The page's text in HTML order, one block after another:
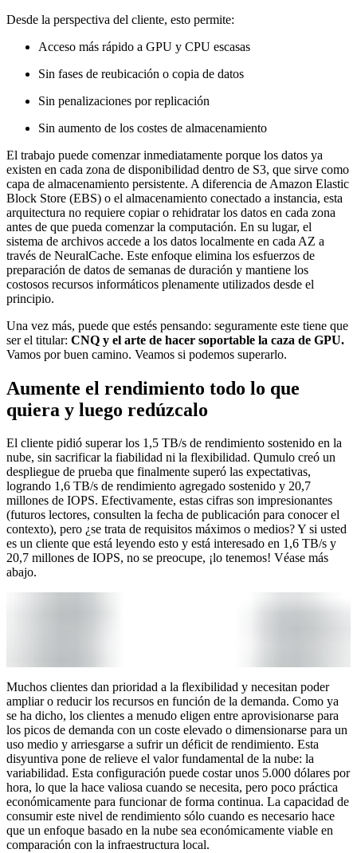
Desde la perspectiva del cliente, esto permite:
Acceso más rápido a GPU y CPU escasas
Sin fases de reubicación o copia de datos
Sin penalizaciones por replicación
Sin aumento de los costes de almacenamiento
El trabajo puede comenzar inmediatamente porque los datos ya
existen en cada zona de disponibilidad dentro de S3, que sirve como
capa de almacenamiento persistente. A diferencia de Amazon Elastic
Block Store (EBS) o el almacenamiento conectado a instancia, esta
arquitectura no requiere copiar o rehidratar los datos en cada zona
antes de que pueda comenzar la computación. En su lugar, el
sistema de archivos accede a los datos localmente en cada AZ a
través de NeuralCache. Este enfoque elimina los esfuerzos de
preparación de datos de semanas de duración y mantiene los
costosos recursos informáticos plenamente utilizados desde el
principio.
Una vez más, puede que estés pensando: seguramente este tiene que
ser el titular: CNQ y el arte de hacer soportable la caza de GPU.
Vamos por buen camino. Veamos si podemos superarlo.
Aumente el rendimiento todo lo que
quiera y luego redúzcalo
El cliente pidió superar los 1,5 TB/s de rendimiento sostenido en la
nube, sin sacrificar la fiabilidad ni la flexibilidad. Qumulo creó un
despliegue de prueba que finalmente superó las expectativas,
logrando 1,6 TB/s de rendimiento agregado sostenido y 20,7
millones de IOPS. Efectivamente, estas cifras son impresionantes
(futuros lectores, consulten la fecha de publicación para conocer el
contexto), pero ¿se trata de requisitos máximos o medios? Y si usted
es un cliente que está leyendo esto y está interesado en 1,6 TB/s y
20,7 millones de IOPS, no se preocupe, ¡lo tenemos! Véase más
abajo.
Muchos clientes dan prioridad a la flexibilidad y necesitan poder
ampliar o reducir los recursos en función de la demanda. Como ya
se ha dicho, los clientes a menudo eligen entre aprovisionarse para
los picos de demanda con un coste elevado o dimensionarse para un
uso medio y arriesgarse a sufrir un déficit de rendimiento. Esta
disyuntiva pone de relieve el valor fundamental de la nube: la
variabilidad. Esta configuración puede costar unos 5.000 dólares por
hora, lo que la hace valiosa cuando se necesita, pero poco práctica
económicamente para funcionar de forma continua. La capacidad de
consumir este nivel de rendimiento sólo cuando es necesario hace
que un enfoque basado en la nube sea económicamente viable en
comparación con la infraestructura local.